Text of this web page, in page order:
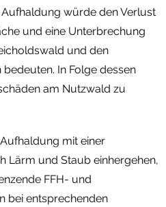
würde den Verlust
und eine Unterbrechung
und den
In Folge dessen
am Nutzwald zu
mit einer
Lärm und Staub einhergehen,
FFH- und
bei entsprechenden